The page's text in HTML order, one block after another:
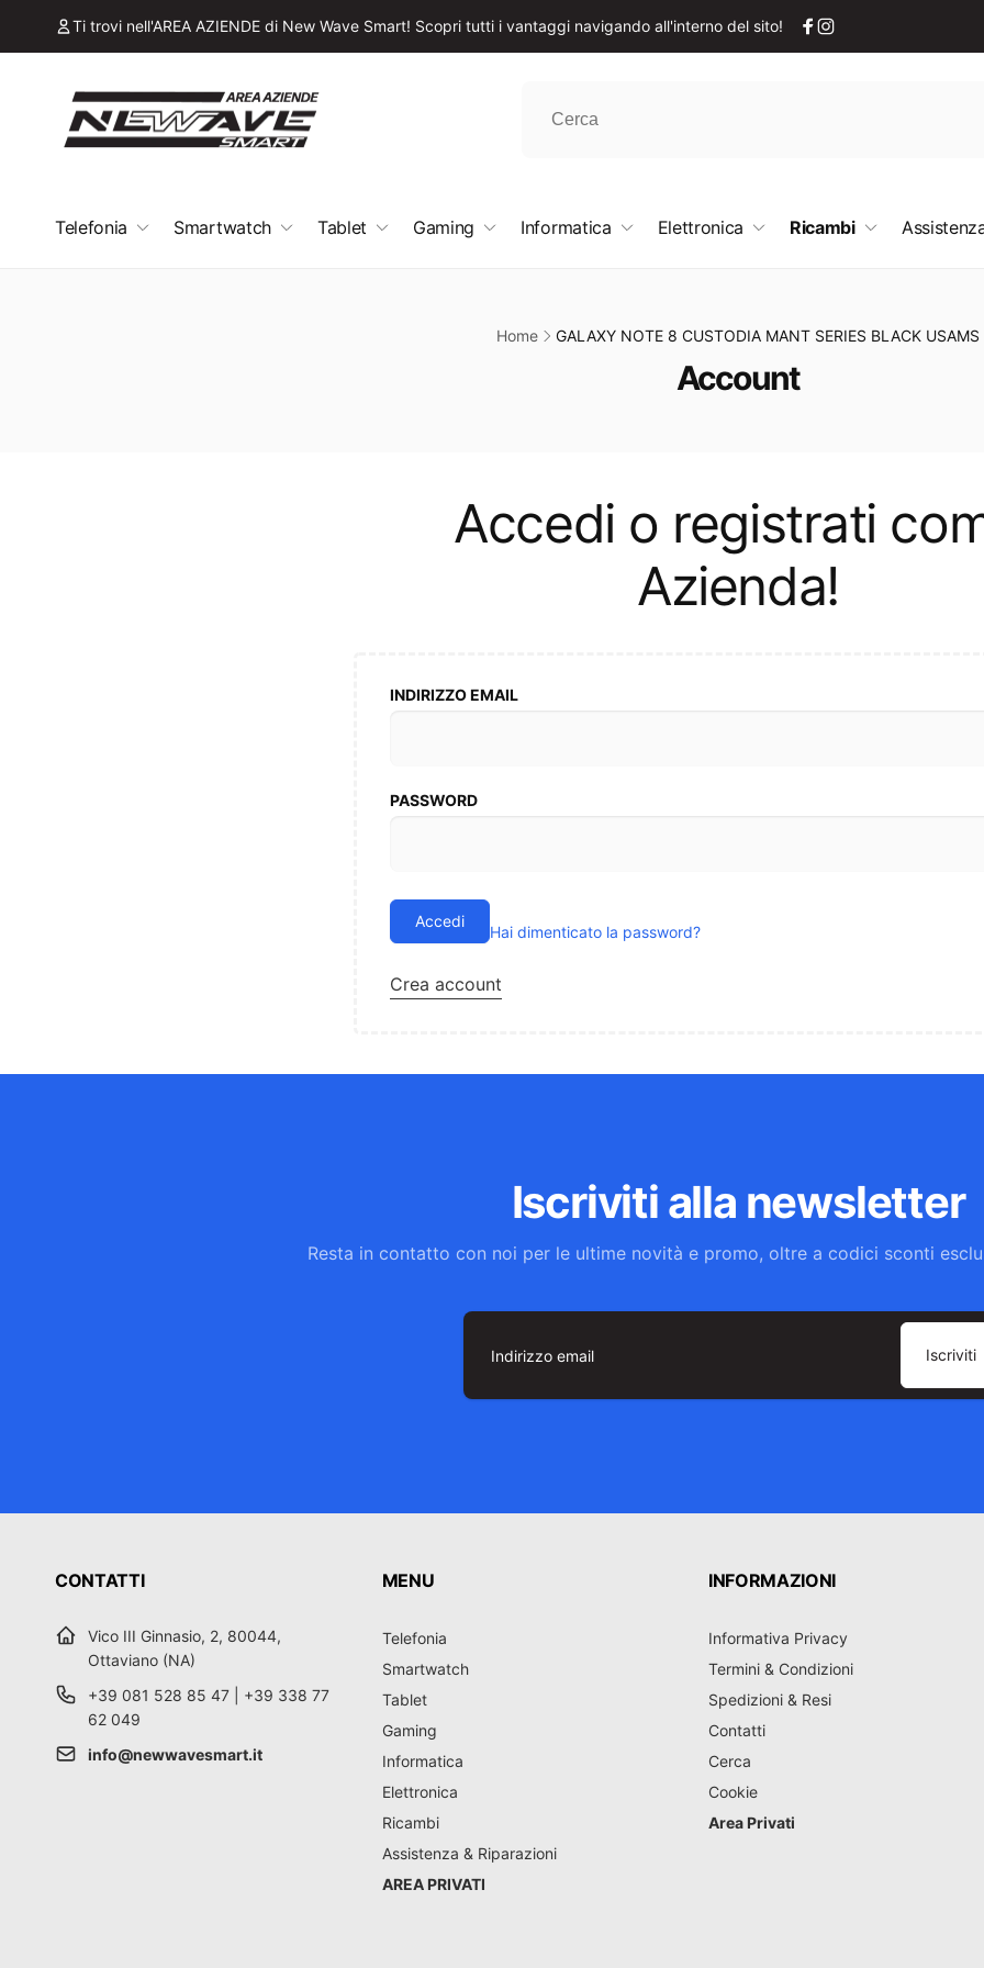
Ti trovi nell'AREA AZIENDE di New Wave Smart! Scopri tutti i vantaggi navigando all'interno del sito!
Facebook
Instagram
Telefonia Smartwatch Tablet Gaming Informatica Elettronica Ricambi
Home GALAXY NOTE 8 CUSTODIA MANT SERIES BLACK USAMS
C
e
z
i
Account
Accedi o registrati
Azienda!
INDIRIZZO EMAIL
PASSWORD
Accedi
Hai dimenticato la password?
Crea account
Iscriviti alla newsletter
Resta in contatto con noi per le ultime novità e promo, oltre a codici sconti
Indirizzo
Iscriviti
CONTATTI
Vico III Ginnasio, 2, 80044,
Ottaviano (NA)
+39 081 528 85 47 | +39 338 77
62 049
info@newwavesmart.it
MENU
Telefonia
Smartwatch
Tablet
Gaming
Informatica
Elettronica
Ricambi
Assistenza & Riparazioni
AREA PRIVATI
INFORMAZIONI
Informativa Privacy
Termini & Condizioni
Spedizioni & Resi
Contatti
Cerca
Cookie
Area Privati